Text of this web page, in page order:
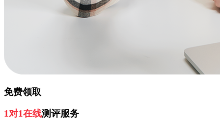
免费领取
1对1在线测评服务